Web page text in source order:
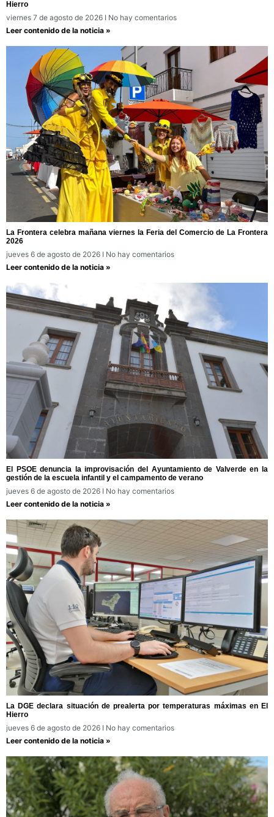
Hierro
viernes 7 de agosto de 2026
No hay comentarios
Leer contenido de la noticia »
La Frontera celebra mañana viernes la Feria del Comercio de La Frontera
2026
jueves 6 de agosto de 2026
No hay comentarios
Leer contenido de la noticia »
El PSOE denuncia la improvisación del Ayuntamiento de Valverde en la
gestión de la escuela infantil y el campamento de verano
jueves 6 de agosto de 2026
No hay comentarios
Leer contenido de la noticia »
La DGE declara situación de prealerta por temperaturas máximas en El
Hierro
jueves 6 de agosto de 2026
No hay comentarios
Leer contenido de la noticia »